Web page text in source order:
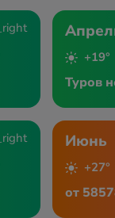
+19°
Туров
Июнь
+27°
от